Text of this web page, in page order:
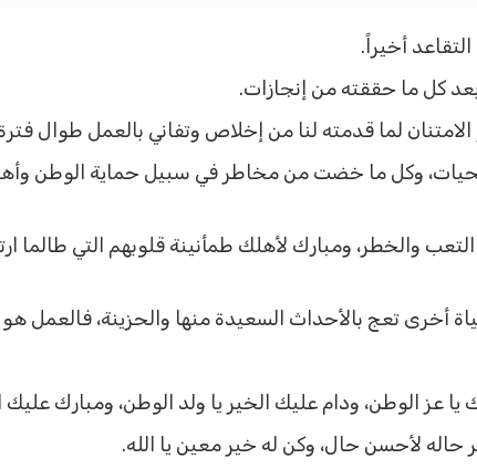
أخيراً.
كل ما حققته من إنجازات.
لما قدمته لنا من إخلاص وتفاني بالعمل طوال
وكل ما خضت من مخاطر في سبيل حماية الوطن
التعب والخطر، ومبارك لأهلك طمأنينة قلوبهم التي
أخرى تعج بالأحداث السعيدة منها والحزينة، فالعمل
عز الوطن، ودام عليك الخير يا ولد الوطن، ومبارك عليك
لأحسن حال، وكن له خير معين يا الله.